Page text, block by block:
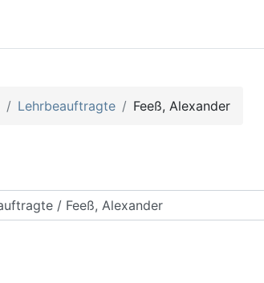
Lehrbeauftragte Feeß, Alexander